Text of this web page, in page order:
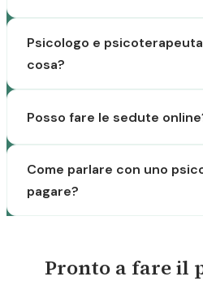
Psicologo e
cosa?
Posso fare le sedute
Come parlare con uno
pagare?
Pronto a fare il